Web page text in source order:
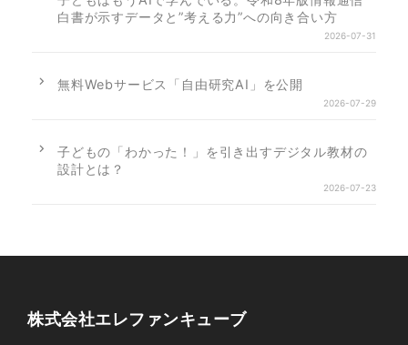
白書が示すデータと”考える力”への向き合い方
2026-07-31
無料Webサービス「自由研究AI」を公開
2026-07-29
子どもの「わかった！」を引き出すデジタル教材の
設計とは？
2026-07-23
株式会社エレファンキューブ